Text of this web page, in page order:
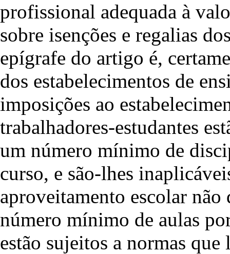
profissional adequada à
sobre isenções e regalias
epígrafe do artigo é,
dos estabelecimentos de
imposições ao
trabalhadores-estudantes
um número mínimo de
curso, e são-lhes
aproveitamento escolar
número mínimo de aulas
estão sujeitos a normas